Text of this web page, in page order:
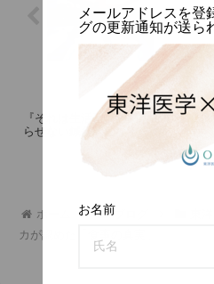
メールアドレスを登
グの更新通知が送ら
お名前
「技術だ
『それは生活習慣の問題ですね』で
らせない鍼灸師になるために
ホーム ブログ
カが認めた「食事の真実」